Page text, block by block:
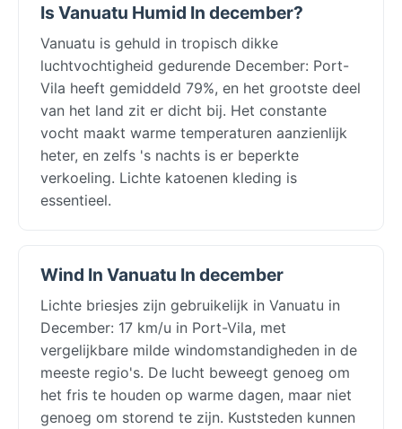
Is Vanuatu Humid In december?
Vanuatu is gehuld in tropisch dikke
luchtvochtigheid gedurende December: Port-
Vila heeft gemiddeld 79%, en het grootste deel
van het land zit er dicht bij. Het constante
vocht maakt warme temperaturen aanzienlijk
heter, en zelfs 's nachts is er beperkte
verkoeling. Lichte katoenen kleding is
essentieel.
Wind In Vanuatu In december
Lichte briesjes zijn gebruikelijk in Vanuatu in
December: 17 km/u in Port-Vila, met
vergelijkbare milde windomstandigheden in de
meeste regio's. De lucht beweegt genoeg om
het fris te houden op warme dagen, maar niet
genoeg om storend te zijn. Kuststeden kunnen